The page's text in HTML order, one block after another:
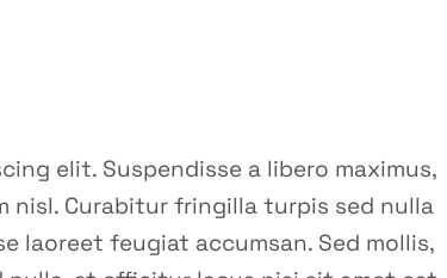
elit. Suspendisse a libero maximus,
nisl. Curabitur fringilla turpis sed nulla
laoreet feugiat accumsan. Sed mollis,